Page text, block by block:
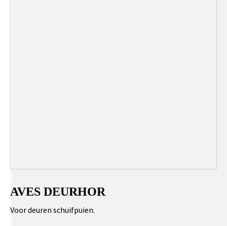
AVES DEURHOR
Voor deuren schuifpuien.